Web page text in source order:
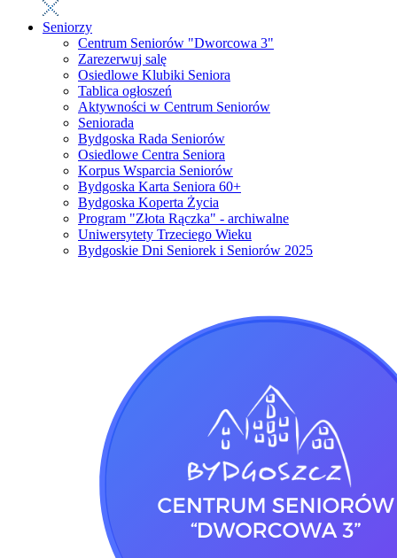
Seniorzy
Centrum Seniorów "Dworcowa 3"
Zarezerwuj salę
Osiedlowe Klubiki Seniora
Tablica ogłoszeń
Aktywności w Centrum Seniorów
Seniorada
Bydgoska Rada Seniorów
Osiedlowe Centra Seniora
Korpus Wsparcia Seniorów
Bydgoska Karta Seniora 60+
Bydgoska Koperta Życia
Program "Złota Rączka" - archiwalne
Uniwersytety Trzeciego Wieku
Bydgoskie Dni Seniorek i Seniorów 2025